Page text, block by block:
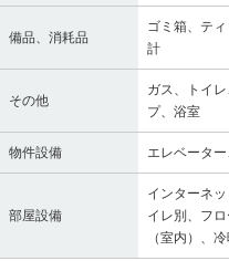
備品、消耗品
ゴミ箱、テ
計
その他
ガス、トイ
プ、浴室
物件設備 エレベータ
部屋設備
インターネ
イレ別、フ
（室内）、